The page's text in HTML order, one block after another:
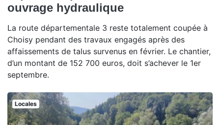
ouvrage hydraulique
La route départementale 3 reste totalement coupée à
Choisy pendant des travaux engagés après des
affaissements de talus survenus en février. Le chantier,
d’un montant de 152 700 euros, doit s’achever le 1er
septembre.
Locales